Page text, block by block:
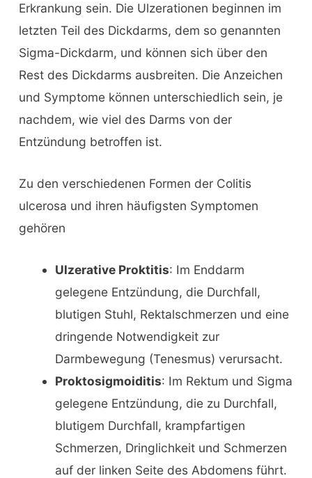
Erkrankung sein. Die Ulzerationen beginnen im
letzten Teil des Dickdarms, dem so genannten
Sigma-Dickdarm, und können sich über den
Rest des Dickdarms ausbreiten. Die Anzeichen
und Symptome können unterschiedlich sein, je
nachdem, wie viel des Darms von der
Entzündung betroffen ist.
Zu den verschiedenen Formen der Colitis
ulcerosa und ihren häufigsten Symptomen
gehören
Ulzerative Proktitis: Im Enddarm
gelegene Entzündung, die Durchfall,
blutigen Stuhl, Rektalschmerzen und eine
dringende Notwendigkeit zur
Darmbewegung (Tenesmus) verursacht.
Proktosigmoiditis: Im Rektum und Sigma
gelegene Entzündung, die zu Durchfall,
blutigem Durchfall, krampfartigen
Schmerzen, Dringlichkeit und Schmerzen
auf der linken Seite des Abdomens führt.